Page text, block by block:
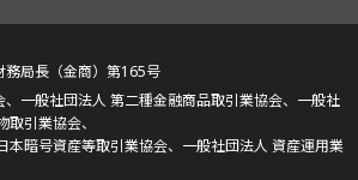
局長（金商）第165号
、一般社団法人 第二種金融商品取引業協会、一般社
引業協会、
本暗号資産等取引業協会、一般社団法人 資産運用業